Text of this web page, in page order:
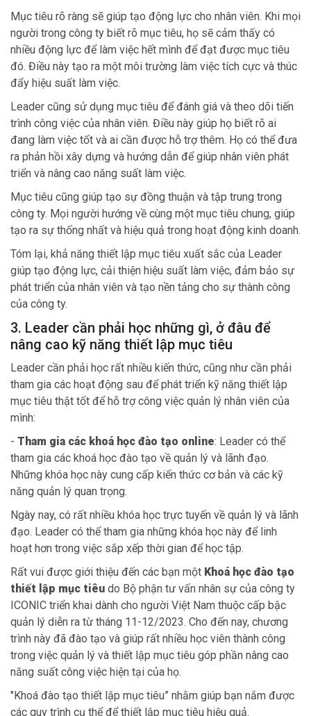
Mục tiêu rõ ràng sẽ giúp tạo động lực cho nhân viên. Khi mọi
người trong công ty biết rõ mục tiêu, họ sẽ cảm thấy có
nhiều động lực để làm việc hết mình để đạt được mục tiêu
đó. Điều này tạo ra một môi trường làm việc tích cực và thúc
đẩy hiệu suất làm việc.
Leader cũng sử dụng mục tiêu để đánh giá và theo dõi tiến
trình công việc của nhân viên. Điều này giúp họ biết rõ ai
đang làm việc tốt và ai cần được hỗ trợ thêm. Họ có thể đưa
ra phản hồi xây dựng và hướng dẫn để giúp nhân viên phát
triển và nâng cao năng suất làm việc.
Mục tiêu cũng giúp tạo sự đồng thuận và tập trung trong
công ty. Mọi người hướng về cùng một mục tiêu chung, giúp
tạo ra sự thống nhất và hiệu quả trong hoạt động kinh doanh.
Tóm lại, khả năng thiết lập mục tiêu xuất sắc của Leader
giúp tạo động lực, cải thiện hiệu suất làm việc, đảm bảo sự
phát triển của nhân viên và tạo nền tảng cho sự thành công
của công ty.
3. Leader cần phải học những gì, ở đâu để
nâng cao kỹ năng thiết lập mục tiêu
Leader cần phải học rất nhiều kiến thức, cũng như cần phải
tham gia các hoạt động sau để phát triển kỹ năng thiết lập
mục tiêu thật tốt để hỗ trợ công việc quản lý nhân viên của
mình:
- Tham gia các khoá học đào tạo online: Leader có thể
tham gia các khoá học đào tạo về quản lý và lãnh đạo.
Những khóa học này cung cấp kiến thức cơ bản và các kỹ
năng quản lý quan trọng.
Ngày nay, có rất nhiều khóa học trực tuyến về quản lý và lãnh
đạo. Leader có thể tham gia những khóa học này để linh
hoạt hơn trong việc sắp xếp thời gian để học tập.
Rất vui được giới thiệu đến các bạn một Khoá học đào tạo
thiết lập mục tiêu do Bộ phận tư vấn nhân sự của công ty
ICONIC triển khai dành cho người Việt Nam thuộc cấp bậc
quản lý diễn ra từ tháng 11-12/2023. Cho đến nay, chương
trình này đã đào tạo và giúp rất nhiều học viên thành công
trong việc quản lý và thiết lập mục tiêu góp phần nâng cao
năng suất công việc hiện tại của họ.
"Khoá đào tạo thiết lập mục tiêu” nhằm giúp bạn nắm được
các quy trình cụ thể để thiết lập mục tiêu hiệu quả.